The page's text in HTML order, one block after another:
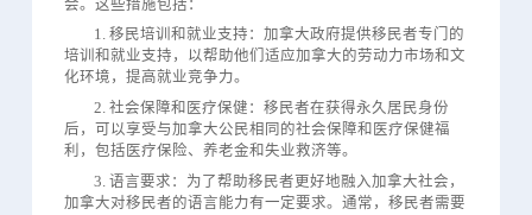
会。这些措施包括：
1. 移民培训和就业支持：加拿大政府提供移民者专门的
培训和就业支持，以帮助他们适应加拿大的劳动力市场和文
化环境，提高就业竞争力。
2. 社会保障和医疗保健：移民者在获得永久居民身份
后，可以享受与加拿大公民相同的社会保障和医疗保健福
利，包括医疗保险、养老金和失业救济等。
3. 语言要求：为了帮助移民者更好地融入加拿大社会，
加拿大对移民者的语言能力有一定要求。通常，移民者需要